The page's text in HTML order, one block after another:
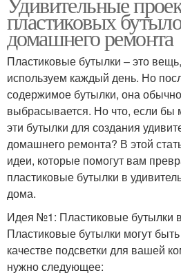
пластиковых
домашнего ремонта
Пластиковые бутылки – это
используем каждый день. Но
содержимое бутылки, она
выбрасывается. Но что, если бы
эти бутылки для создания
домашнего ремонта? В этой
идеи, которые помогут вам
пластиковые бутылки в
дома.
Идея №1: Пластиковые бутылки в
Пластиковые бутылки могут
качестве подсветки для вашей
нужно следующее: